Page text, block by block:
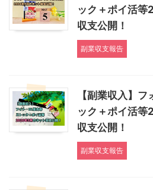
ック＋ポイ活
収支公開！
副業収支報告
【副業収入】
ック＋ポイ活
収支公開！
副業収支報告